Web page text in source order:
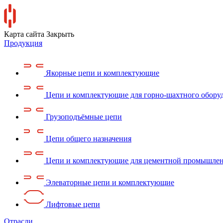
Карта сайта Закрыть
Продукция
Якорные цепи и комплектующие
Цепи и комплектующие для горно-шахтного
Грузоподъёмные цепи
Цепи общего назначения
Цепи и комплектующие для цементной
Элеваторные цепи и комплектующие
Лифтовые цепи
Отрасли